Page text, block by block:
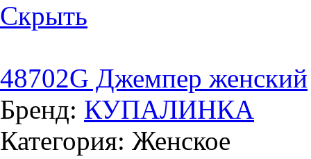
Скрыть
48702G Джемпер женский
Бренд: КУПАЛИНКА
Категория: Женское